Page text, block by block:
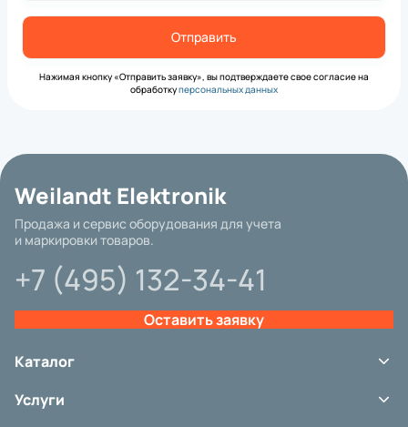
Нажимая кнопку «Отправить заявку», вы подтверждаете свое согласие на
обработкуперсональных данных
Weilandt Elektronik
Продажа и сервис оборудования для учета
и маркировки товаров.
+7 (495) 132-34-41
Оставить заявку
Каталог
Сканеры штрих-кода
Услуги